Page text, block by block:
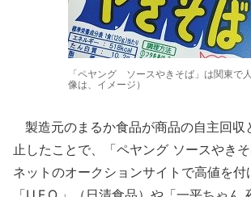
「ペヤング ソースやきそば」は関東で
像は、イメージ）
製造元のまるか食品が商品の自主回収
止したことで、「ペヤング ソースやき
ネットのオークションサイトで高値を付